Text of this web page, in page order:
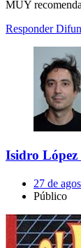
MUY
Responder
Isidro López
27 de
Público